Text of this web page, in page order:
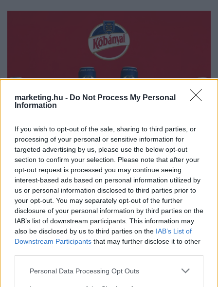
marketing.hu - Do Not Process My Personal
Information
If you wish to opt-out of the sale, sharing to third parties, or
processing of your personal or sensitive information for
targeted advertising by us, please use the below opt-out
section to confirm your selection. Please note that after your
opt-out request is processed you may continue seeing
interest-based ads based on personal information utilized by
us or personal information disclosed to third parties prior to
your opt-out. You may separately opt-out of the further
disclosure of your personal information by third parties on the
IAB’s list of downstream participants. This information may
also be disclosed by us to third parties on the IAB’s List of
Downstream Participants that may further disclose it to other
Please note that this website/app uses one or more Google
Personal Data Processing Opt Outs
Meccsnézéshez, sztorizáshoz és Balcsizáshoz:
mindennapi pillanatokkal színesíti a Kőbányai a
sörösdobozait
A Kőbányai idei limitált dobozain a pecázás, a fűnyírás utáni
megérdemelt pihenő és a péntek esti lazítás is fókuszba kerül.
BRAND | 2026. JÚNIUS 24.